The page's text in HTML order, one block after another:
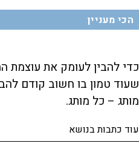
הכי מעניין
שעוד טמון בו חשוב קודם
מותג – כל מותג.
עוד כתבות בנושא